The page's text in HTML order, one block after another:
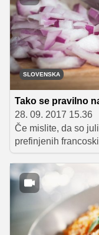
pripravljena jed z
je priljubljen
razkrivamo v
SLOVENSKA
Tako se pravilno
28. 09. 2017 15.36
Če mislite, da so
prefinjenih
so tehnike rezanja,
mojstri, z malo
vi. Potrebujete
in tečaj rezanja in